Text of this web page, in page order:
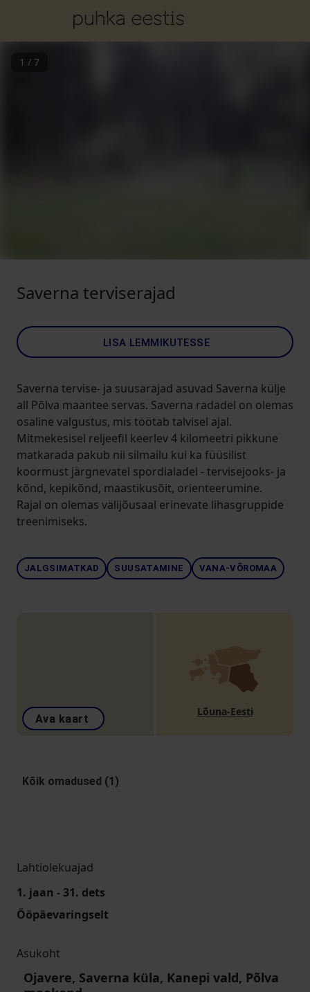
1 / 7
Saverna terviserajad
LISA LEMMIKUTESSE
Saverna tervise- ja suusarajad asuvad Saverna külje
all Põlva maantee servas. Saverna radadel on olemas
osaline valgustus, mis töötab talvisel ajal.
Mitmekesisel reljeefil keerlev 4 kilomeetri pikkune
matkarada pakub nii silmailu kui ka füüsilist
koormust järgnevatel spordialadel - tervisejooks- ja
kõnd, kepikõnd, maastikusõit, orienteerumine.
Rajal on olemas välijõusaal erinevate lihasgruppide
treenimiseks.
JALGSIMATKAD SUUSATAMINE VANA-VÕROMAA
Ava kaart
Lõuna-Eesti
Kõik omadused (1)
Lahtiolekuajad
1. jaan - 31. dets
Ööpäevaringselt
Asukoht
Ojavere, Saverna küla, Kanepi vald, Põlva